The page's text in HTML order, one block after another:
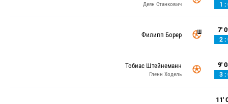
Деян Станкович 1 :
Филипп Борер
7'
2 :
Тобиас Штейнеманн
Гленн Ходель
9'
3 :
11'